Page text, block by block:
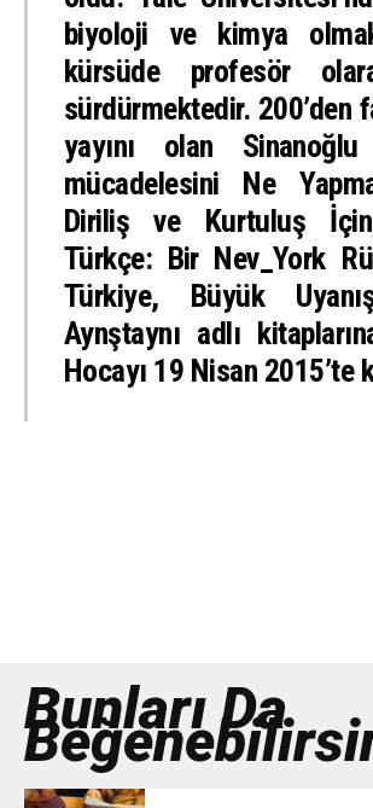
biyoloji ve kimya
kürsüde profesör
sürdürmektedir. 200’den
yayını olan
mücadelesini Ne
Diriliş ve Kurtuluş
Türkçe: Bir Nev_York
Türkiye, Büyük
Aynştaynı adlı
Hocayı 19 Nisan 2015’te
Bunları Da